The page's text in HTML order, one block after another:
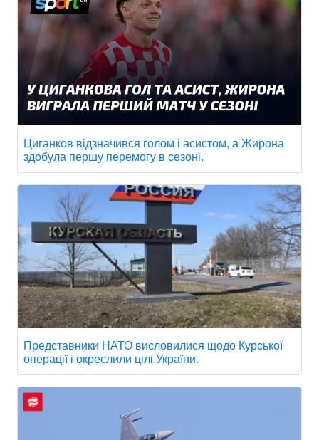
Циганков відзначився голом і асистом, а Жирона
здобула першу перемогу в сезоні.
Представники НАТО висловилися щодо Курської
операції і окреслили цілі України.